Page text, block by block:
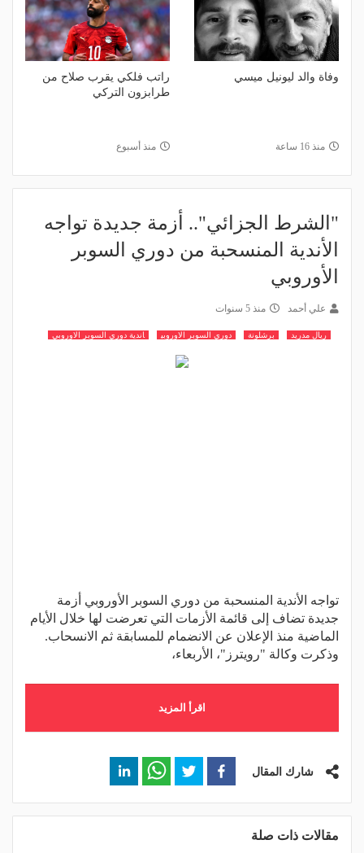
وفاة والد ليونيل ميسي
منذ 16 ساعة
راتب فلكي يقرب صلاح من
طرابزون التركي
منذ أسبوع
"الشرط الجزائي".. أزمة جديدة تواجه
الأندية المنسحبة من دوري السوبر
الأوروبي
علي أحمد منذ 5 سنوات
ريال مدريد برشلونة دوري السوبر الاوروبي اندية دوري السوبر الاوروبي
تواجه الأندية المنسحبة من دوري السوبر الأوروبي أزمة
جديدة تضاف إلى قائمة الأزمات التي تعرضت لها خلال الأيام
الماضية منذ الإعلان عن الانضمام للمسابقة ثم الانسحاب.
وذكرت وكالة "رويترز"، الأربعاء،
اقرأ المزيد
شارك المقال
مقالات ذات صلة